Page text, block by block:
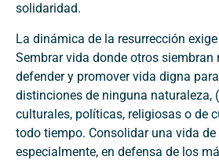
solidaridad.
La dinámica de la resurrección
Sembrar vida donde otros siembran
defender y promover vida digna
distinciones de ninguna naturaleza,
culturales, políticas, religiosas o de
todo tiempo. Consolidar una vida de
especialmente, en defensa de los